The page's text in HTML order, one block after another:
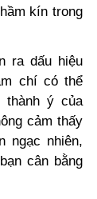
kín trong
ra dấu hiệu
chí có thể
thành ý của
cảm thấy
ngạc nhiên,
cân bằng